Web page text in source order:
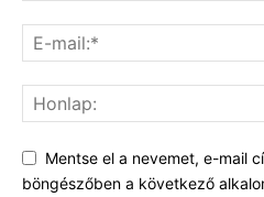
Mentse el a nevemet, e-mail
böngészőben a következő